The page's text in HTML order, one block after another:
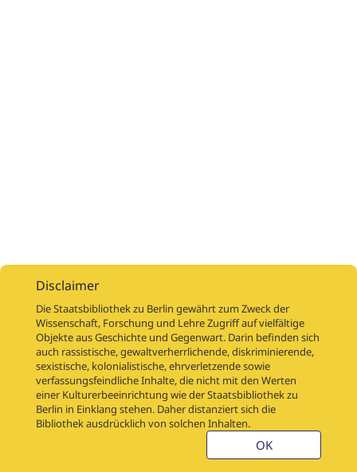
DigitalisierungsaufträgeÜberDigitalisierungsprojekteLinks
DigiworkflowWeitere digitalisierte Bestände
Kontakt
Nutzungsbedingungen
Startseite der SBB
Stabikat
Weitere Kataloge der SBB
Disclaimer
Die Staatsbibliothek zu Berlin gewährt zum Zweck der
Wissenschaft, Forschung und Lehre Zugriff auf vielfältige
Objekte aus Geschichte und Gegenwart. Darin befinden sich
auch rassistische, gewaltverherrlichende, diskriminierende,
sexistische, kolonialistische, ehrverletzende sowie
verfassungsfeindliche Inhalte, die nicht mit den Werten
einer Kulturerbeeinrichtung wie der Staatsbibliothek zu
Berlin in Einklang stehen. Daher distanziert sich die
Bibliothek ausdrücklich von solchen Inhalten.
OK